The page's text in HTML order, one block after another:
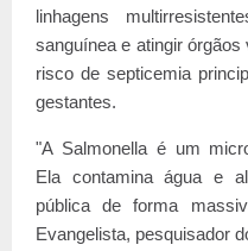
linhagens
sanguínea e atingir
risco de septicemia
gestantes.
"A Salmonella é um
Ela contamina água e
pública de forma
Evangelista, pesquisador